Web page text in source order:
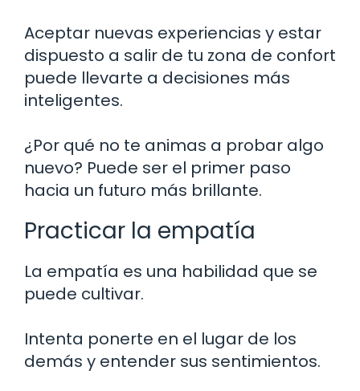
Aceptar nuevas experiencias y estar
dispuesto a salir de tu zona de confort
puede llevarte a decisiones más
inteligentes.
¿Por qué no te animas a probar algo
nuevo? Puede ser el primer paso
hacia un futuro más brillante.
Practicar la empatía
La empatía es una habilidad que se
puede cultivar.
Intenta ponerte en el lugar de los
demás y entender sus sentimientos.